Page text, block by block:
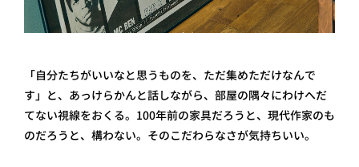
「自分たちがいいなと思うものを、ただ集めただけなんで
す」と、あっけらかんと話しながら、部屋の隅々にわけへだ
てない視線をおくる。100年前の家具だろうと、現代作家のも
のだろうと、構わない。そのこだわらなさが気持ちいい。